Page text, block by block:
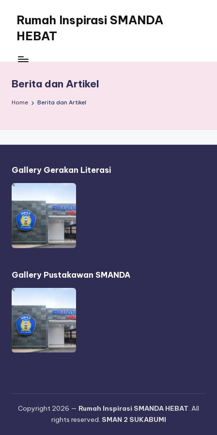
content
Rumah Inspirasi SMANDA
HEBAT
Total
Gak
[Gatot
Berita dan Artikel
Home Berita dan Artikel
Gallery Gerakan Literasi
Gallery Pustakawan SMANDA
Copyright 2026 — Rumah Inspirasi SMANDA HEBAT. All
rights reserved. SMAN 2 SUKABUMI